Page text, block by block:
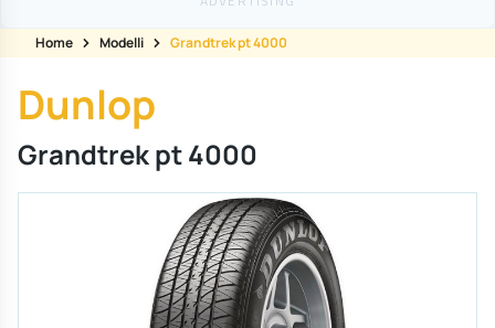
Home Modelli Grandtrek pt 4000
Dunlop
Grandtrek pt 4000